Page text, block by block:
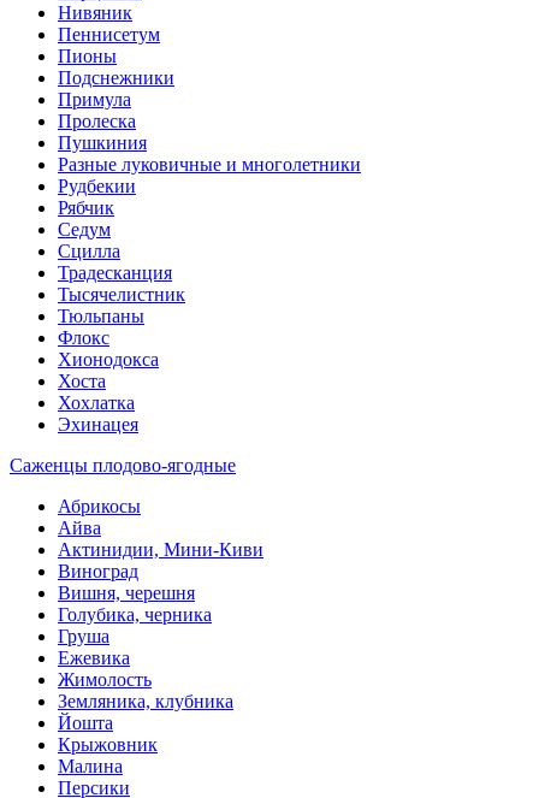
Нивяник
Пеннисетум
Пионы
Подснежники
Примула
Пролеска
Пушкиния
Разные луковичные и многолетники
Рудбекии
Рябчик
Седум
Сцилла
Традесканция
Тысячелистник
Тюльпаны
Флокс
Хионодокса
Хоста
Хохлатка
Эхинацея
Саженцы плодово-ягодные
Абрикосы
Айва
Актинидии, Мини-Киви
Виноград
Вишня, черешня
Голубика, черника
Груша
Ежевика
Жимолость
Земляника, клубника
Йошта
Крыжовник
Малина
Персики